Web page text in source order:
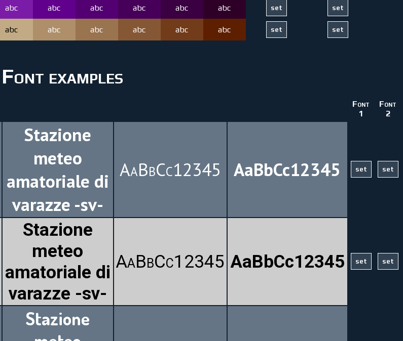
abc abc abc abc abc abc
abc abc abc abc abc abc
Font examples
Font
1
Font
2
Stazione
meteo
amatoriale di
varazze -sv-
AaBbCc12345 AaBbCc12345
Stazione
meteo
amatoriale di
varazze -sv-
AaBbCc12345 AaBbCc12345
Stazione